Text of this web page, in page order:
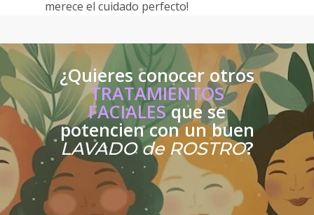
merece el cuidado perfecto!
¿Quieres conocer otros
TRATAMIENTOS
FACIALESque se
potencien con un buen
LAVADO de ROSTRO?